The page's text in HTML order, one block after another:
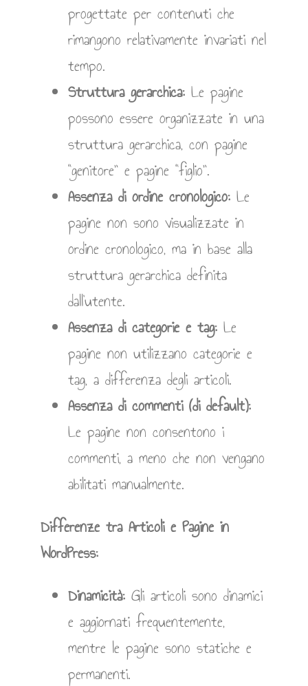
progettate per contenuti che
rimangono relativamente invariati nel
tempo.
Struttura gerarchica: Le pagine
possono essere organizzate in una
struttura gerarchica, con pagine
“genitore” e pagine “figlio”.
Assenza di ordine cronologico: Le
pagine non sono visualizzate in
ordine cronologico, ma in base alla
struttura gerarchica definita
dall’utente.
Assenza di categorie e tag: Le
pagine non utilizzano categorie e
tag, a differenza degli articoli.
Assenza di commenti (di default):
Le pagine non consentono i
commenti, a meno che non vengano
abilitati manualmente.
Differenze tra Articoli e Pagine in
WordPress:
Dinamicità: Gli articoli sono dinamici
e aggiornati frequentemente,
mentre le pagine sono statiche e
permanenti.